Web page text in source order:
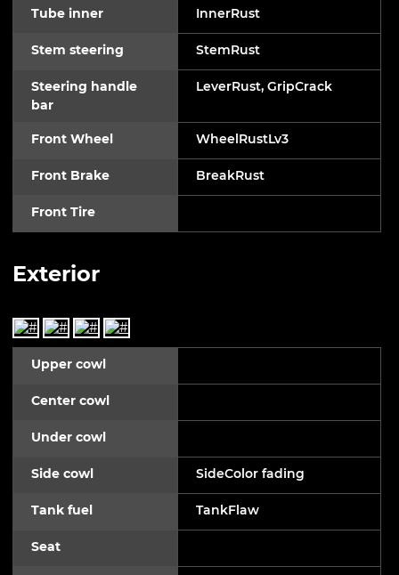
Tube inner InnerRust
Stem steering StemRust
Steering handle
bar
LeverRust, GripCrack
Front Wheel WheelRustLv3
Front Brake BreakRust
Front Tire
Exterior
Upper cowl
Center cowl
Under cowl
Side cowl SideColor fading
Tank fuel TankFlaw
Seat